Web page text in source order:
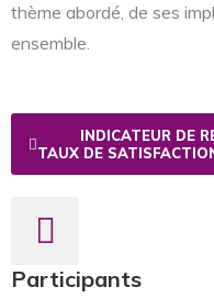
thème abordé, de ses
ensemble.
INDICATEUR DE
TAUX DE
Participants